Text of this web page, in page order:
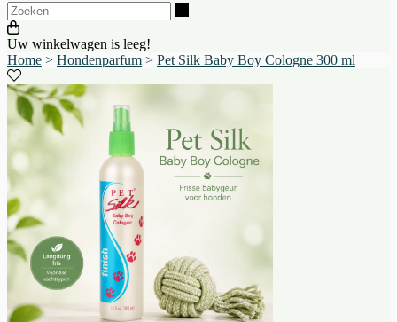
Uw winkelwagen is leeg!
Home > Hondenparfum > Pet Silk Baby Boy Cologne 300 ml